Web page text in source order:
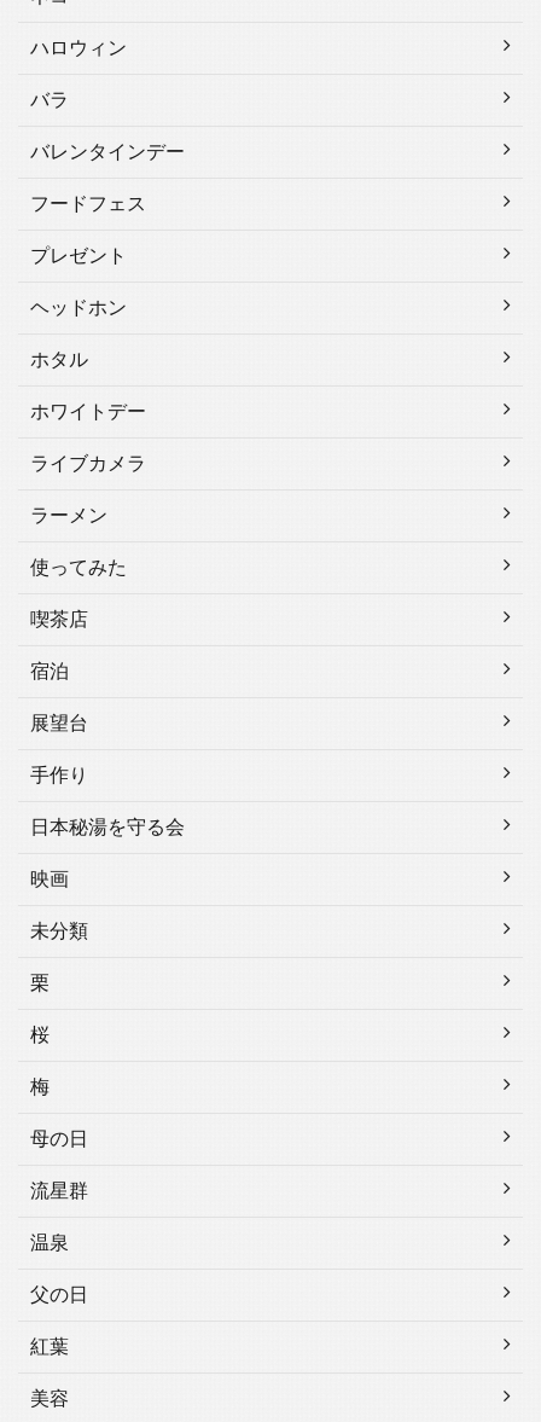
ハロウィン
バラ
バレンタインデー
フードフェス
プレゼント
ヘッドホン
ホタル
ホワイトデー
ライブカメラ
ラーメン
使ってみた
喫茶店
宿泊
展望台
手作り
日本秘湯を守る会
映画
未分類
栗
桜
梅
母の日
流星群
温泉
父の日
紅葉
美容